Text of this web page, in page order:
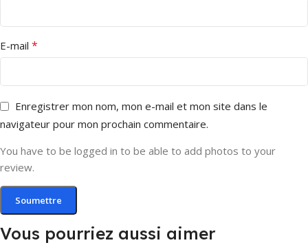
E-mail *
Enregistrer mon nom, mon e-mail et mon site dans le
navigateur pour mon prochain commentaire.
You have to be logged in to be able to add photos to your
review.
Vous pourriez aussi aimer